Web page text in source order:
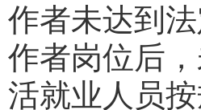
作者未达到
作者岗位后
活就业人员